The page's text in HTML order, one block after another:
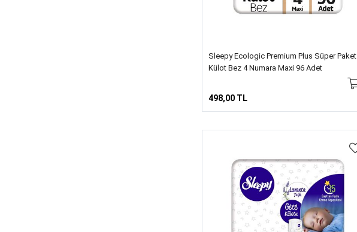
Sleepy Ecologic Premium Plus Süper Paket
Külot Bez 4 Numara Maxi 96 Adet
498,00 TL